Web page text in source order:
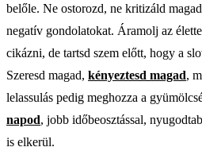
belőle. Ne ostorozd, ne kritizáld
negatív gondolatokat. Áramolj az
cikázni, de tartsd szem előtt, hogy a
Szeresd magad, kényeztesd magad,
lelassulás pedig meghozza a
napod, jobb időbeosztással,
is elkerül.